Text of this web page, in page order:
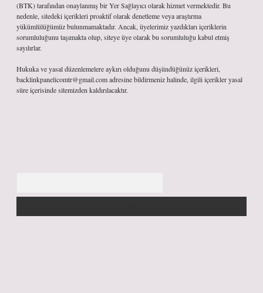
(BTK) tarafından onaylanmış bir Yer Sağlayıcı olarak hizmet vermektedir. Bu
nedenle, sitedeki içerikleri proaktif olarak denetleme veya araştırma
yükümlülüğümüz bulunmamaktadır. Ancak, üyelerimiz yazdıkları içeriklerin
sorumluluğunu taşımakta olup, siteye üye olarak bu sorumluluğu kabul etmiş
sayılırlar.
Hukuka ve yasal düzenlemelere aykırı olduğunu düşündüğünüz içerikleri,
backlinkpanelicomtr@gmail.comadresine bildirmeniz halinde, ilgili içerikler yasal
süre içerisinde sitemizden kaldırılacaktır.